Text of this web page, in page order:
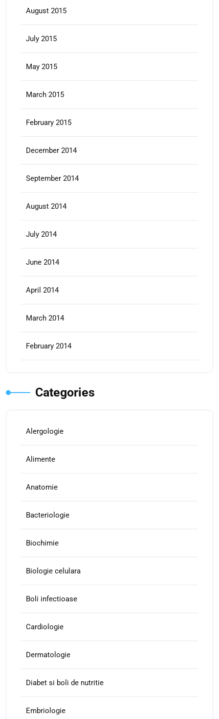
August 2015
July 2015
May 2015
March 2015
February 2015
December 2014
September 2014
August 2014
July 2014
June 2014
April 2014
March 2014
February 2014
Categories
Alergologie
Alimente
Anatomie
Bacteriologie
Biochimie
Biologie celulara
Boli infectioase
Cardiologie
Dermatologie
Diabet si boli de nutritie
Embriologie